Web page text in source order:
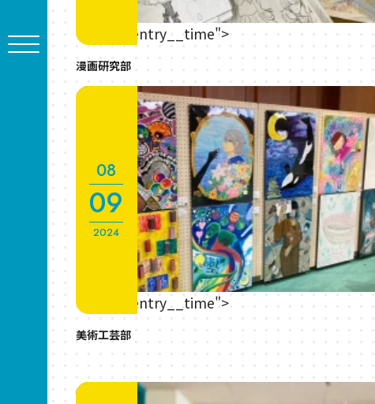
" class="entry__time">
漫画研究部
2024
08
09
" class="entry__time">
美術工芸部